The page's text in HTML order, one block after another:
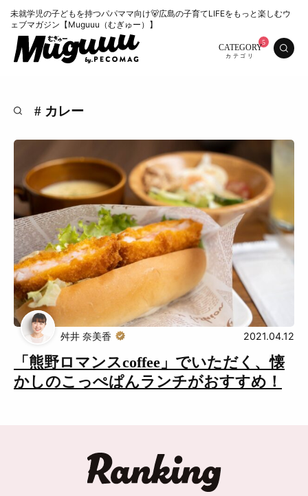
未就学児の子どもを持つパパママ向け🐻広島の子育てLIFEをもっと楽しむウ
ェブマガジン【Muguuu（むぎゅー）】
CATEGORY
特集 くらし
おいしい お知らせ
おでかけ
Muguuuとは 運営会社
広告掲載について プライバシーポリシー
インフォマティブデータポリシ
ー
お問合せ
# カレー
「熊野ロマンスcoffee」でいただく、懐
かしのこっぺぱんランチがおすすめ！
舛井 奈美香 2021.04.12